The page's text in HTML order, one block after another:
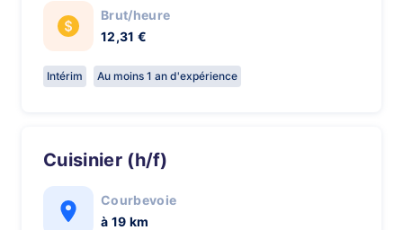
Brut/heure
12,31 €
Intérim Au moins 1 an d'expérience
Cuisinier (h/f)
Courbevoie
à 19 km